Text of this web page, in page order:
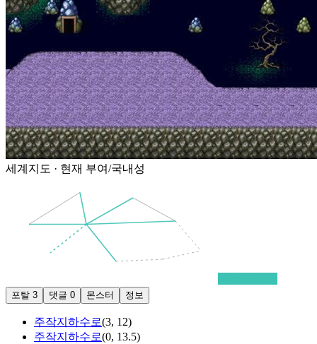
세계지도 · 현재 부여/국내성
포탈 3 댓글 0 몬스터 정보
주작지하수로(3, 12)
주작지하수로(0, 13.5)